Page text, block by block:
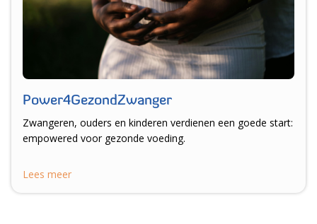
Power4GezondZwanger
Zwangeren, ouders en kinderen verdienen een goede start:
empowered voor gezonde voeding.
Lees meer